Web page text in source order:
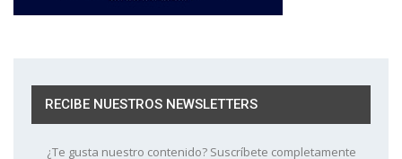
RECIBE NUESTROS NEWSLETTERS
¿Te gusta nuestro contenido? Suscríbete completamente